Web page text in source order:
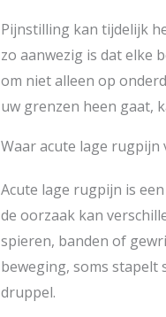
Pijnstilling kan tijdelijk
zo aanwezig is dat elke
om niet alleen op
uw grenzen heen gaat,
Waar acute lage rugpijn
Acute lage rugpijn is
de oorzaak kan
spieren, banden of
beweging, soms stapelt
druppel.